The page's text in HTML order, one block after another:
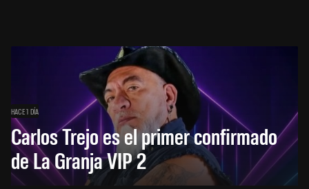
HACE 1 DÍA
Carlos Trejo es el primer confirmado
de La Granja VIP 2